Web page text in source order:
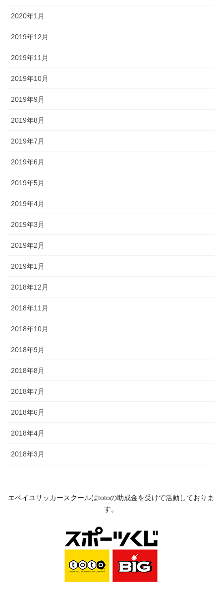
2020年1月
2019年12月
2019年11月
2019年10月
2019年9月
2019年8月
2019年7月
2019年6月
2019年5月
2019年4月
2019年3月
2019年2月
2019年1月
2018年12月
2018年11月
2018年10月
2018年9月
2018年8月
2018年7月
2018年6月
2018年4月
2018年3月
エベイユサッカースクールはtotoの助成金を受けて活動してお りま
す。